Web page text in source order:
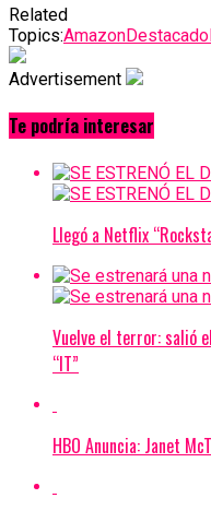
Related
Topics:AmazonDestacado
Advertisement
Te podría interesar
Llegó a Netflix
Vuelve el terror: salió
“IT”
HBO Anuncia: Janet